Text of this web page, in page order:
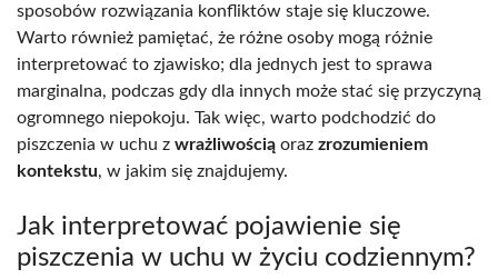
sposobów rozwiązania konfliktów staje się kluczowe.
Warto również pamiętać, że różne osoby mogą różnie
interpretować to zjawisko; dla jednych jest to sprawa
marginalna, podczas gdy dla innych może stać się przyczyną
ogromnego niepokoju. Tak więc, warto podchodzić do
piszczenia w uchu z wrażliwością oraz zrozumieniem
kontekstu, w jakim się znajdujemy.
Jak interpretować pojawienie się
piszczenia w uchu w życiu codziennym?